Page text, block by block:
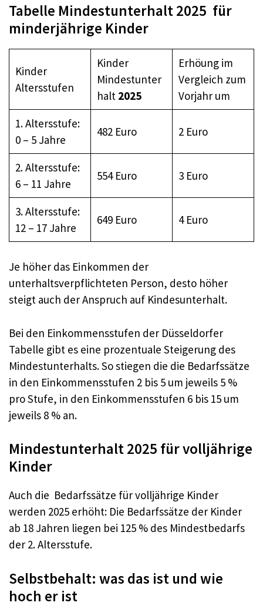
Tabelle Mindestunterhalt 2025 für
minderjährige Kinder
Kinder
Altersstufen
Kinder
Mindestunter
halt 2025
Erhöung im
Vergleich zum
Vorjahr um
1. Altersstufe:
0 – 5 Jahre
482 Euro 2 Euro
2. Altersstufe:
6 – 11 Jahre
554 Euro 3 Euro
3. Altersstufe:
12 – 17 Jahre
649 Euro 4 Euro
Je höher das Einkommen der
unterhaltsverpflichteten Person, desto höher
steigt auch der Anspruch auf Kindesunterhalt.
Bei den Einkommensstufen der Düsseldorfer
Tabelle gibt es eine prozentuale Steigerung des
Mindestunterhalts. So stiegen die die Bedarfssätze
in den Einkommensstufen 2 bis 5 um jeweils 5 %
pro Stufe, in den Einkommensstufen 6 bis 15 um
jeweils 8 % an.
Mindestunterhalt 2025 für volljährige
Kinder
Auch die Bedarfssätze für volljährige Kinder
werden 2025 erhöht: Die Bedarfssätze der Kinder
ab 18 Jahren liegen bei 125 % des Mindestbedarfs
der 2. Altersstufe.
Selbstbehalt: was das ist und wie
hoch er ist